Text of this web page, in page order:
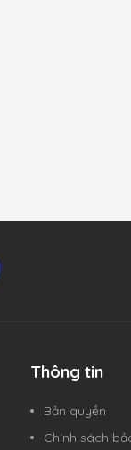
Thông tin
Bản quyền
Chính sách